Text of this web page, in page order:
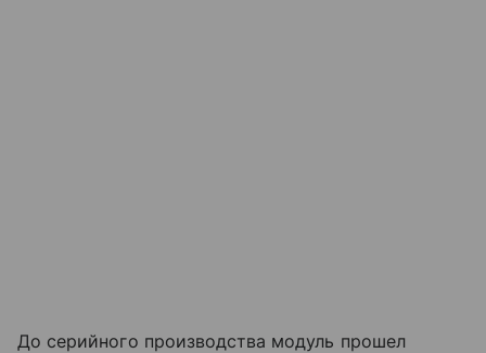
До серийного производства модуль прошел